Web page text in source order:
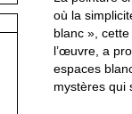
où la
blanc »,
l’œuvre, a
espaces
mystères qui